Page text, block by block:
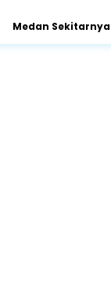
Medan Sekitarnya